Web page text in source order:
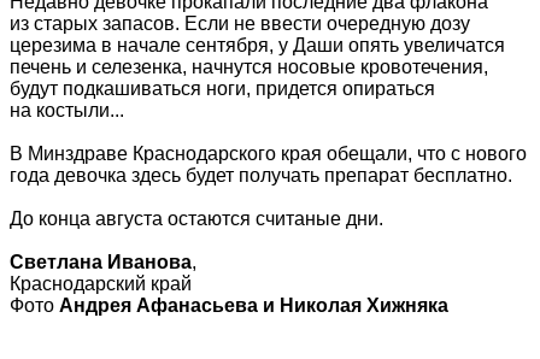
из старых запасов. Если не ввести очередную дозу
церезима в начале сентября, у Даши опять увеличатся
печень и селезенка, начнутся носовые кровотечения,
будут подкашиваться ноги, придется опираться
на костыли...
В Минздраве Краснодарского края обещали, что с нового
года девочка здесь будет получать препарат бесплатно.
До конца августа остаются считаные дни.
Светлана Иванова,
Краснодарский край
Фото Андрея Афанасьева и Николая Хижняка